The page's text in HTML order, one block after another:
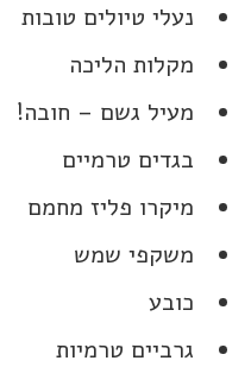
נעלי טיולים טובות
מקלות הליכה
מעיל גשם – חובה!
בגדים טרמיים
מיקרו פליז מחמם
משקפי שמש
כובע
גרביים טרמיות